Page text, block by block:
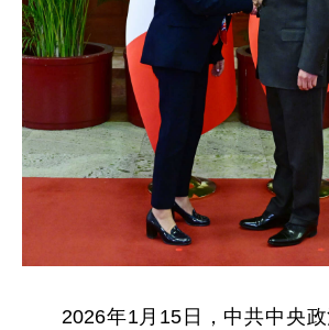
2026年1月15日，中共中央